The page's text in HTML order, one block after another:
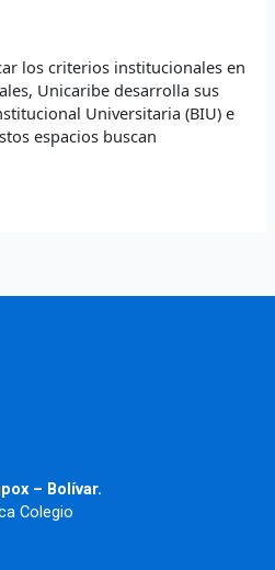
los criterios institucionales en
Unicaribe desarrolla sus
Universitaria (BIU) e
espacios buscan
– Bolívar.
Colegio